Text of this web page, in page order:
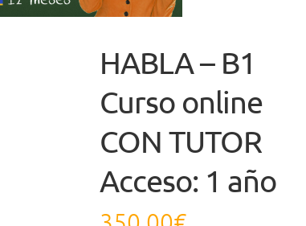
HABLA – B1
Curso online
CON TUTOR
Acceso: 1 año